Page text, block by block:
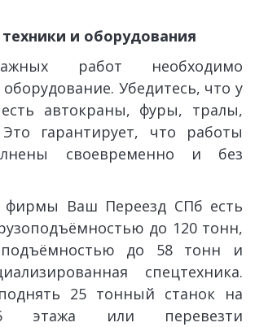
и оборудования
работ необходимо
Убедитесь, что у
автокраны, фуры, тралы,
Это гарантирует, что работы
своевременно и без
фирмы Ваш Переезд СПб есть
до 120 тонн,
до 58 тонн и
спецтехника.
25 тонный станок на
этажа или перевезти